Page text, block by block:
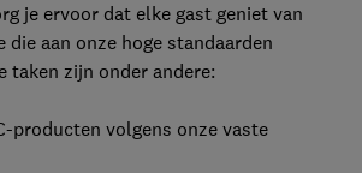
je ervoor dat elke gast geniet van
die aan onze hoge standaarden
taken zijn onder andere:
producten volgens onze vaste